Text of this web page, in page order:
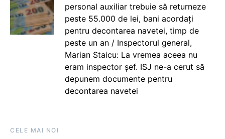
personal auxiliar trebuie să returneze
peste 55.000 de lei, bani acordați
pentru decontarea navetei, timp de
peste un an / Inspectorul general,
Marian Staicu: La vremea aceea nu
eram inspector șef. ISJ ne-a cerut să
depunem documente pentru
decontarea navetei
CELE MAI NOI